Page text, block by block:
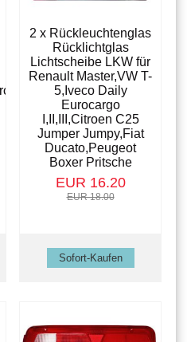
2 x Rückleuchtenglas
Rücklichtglas
Lichtscheibe LKW für
Renault Master,VW T-
5,Iveco Daily
Eurocargo
I,II,III,Citroen C25
Jumper Jumpy,Fiat
Ducato,Peugeot
Boxer Pritsche
EUR 16.20
EUR 18.00